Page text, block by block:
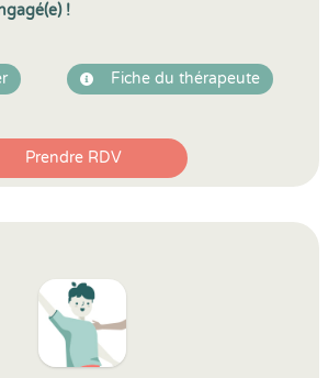
!
Fiche du thérapeute
Prendre RDV